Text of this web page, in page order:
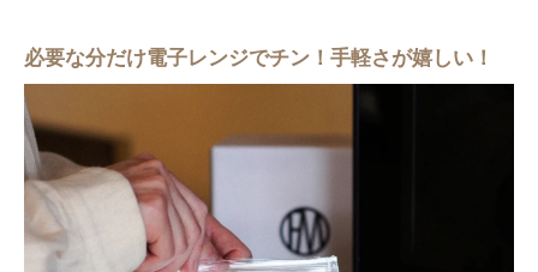
必要な分だけ電子レンジでチン！手軽さが嬉しい！